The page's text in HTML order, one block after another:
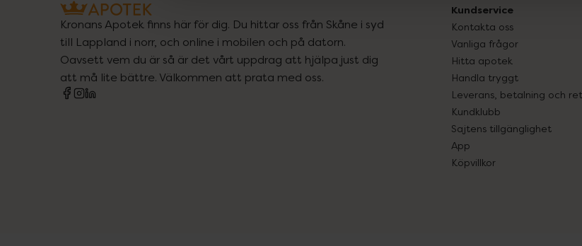
Kronans Apotek finns här för dig. Du hittar oss från Skåne i syd
till Lappland i norr, och online i mobilen och på datorn.
Oavsett vem du är så är det vårt uppdrag att hjälpa just dig
att må lite bättre. Välkommen att prata med oss.
Kundservice
Kontakta oss
Vanliga frågor
Hitta apotek
Handla tryggt
Leverans, betalning och
Kundklubb
Sajtens tillgänglighet
App
Köpvillkor